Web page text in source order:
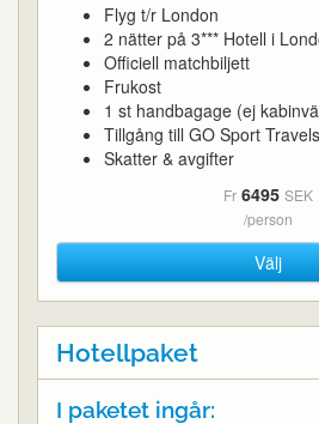
Flyg t/r London
2 nätter på 3*** Hotell i
Officiell matchbiljett
Frukost
1 st handbagage (ej
Tillgång till GO Sport
Skatter & avgifter
Fr 6495 SEK
/person
Välj
Hotellpaket
I paketet ingår: